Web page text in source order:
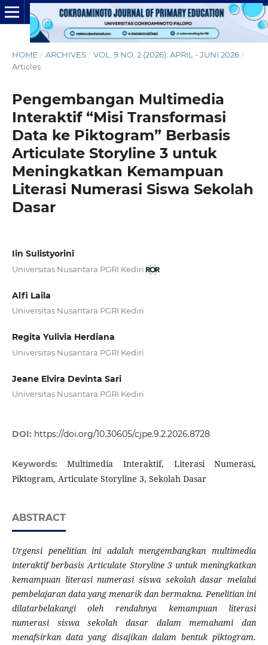
HOME / ARCHIVES / VOL. 9 NO. 2 (2026): APRIL - JUNI 2026 /
Articles
Pengembangan Multimedia
Interaktif “Misi Transformasi
Data ke Piktogram” Berbasis
Articulate Storyline 3 untuk
Meningkatkan Kemampuan
Literasi Numerasi Siswa Sekolah
Dasar
Iin Sulistyorini
Universitas Nusantara PGRI Kediri
Alfi Laila
Universitas Nusantara PGRI Kediri
Regita Yulivia Herdiana
Universitas Nusantara PGRI Kediri
Jeane Elvira Devinta Sari
Universitas Nusantara PGRI Kediri
DOI: https://doi.org/10.30605/cjpe.9.2.2026.8728
Keywords:Multimedia Interaktif, Literasi Numerasi,
Piktogram, Articulate Storyline 3, Sekolah Dasar
ABSTRACT
Urgensi penelitian ini adalah mengembangkan multimedia
interaktif berbasis Articulate Storyline 3 untuk meningkatkan
kemampuan literasi numerasi siswa sekolah dasar melalui
pembelajaran data yang menarik dan bermakna.Penelitian ini
dilatarbelakangi oleh rendahnya kemampuan literasi
numerasi siswa sekolah dasar dalam memahami dan
menafsirkan data yang disajikan dalam bentuk piktogram.